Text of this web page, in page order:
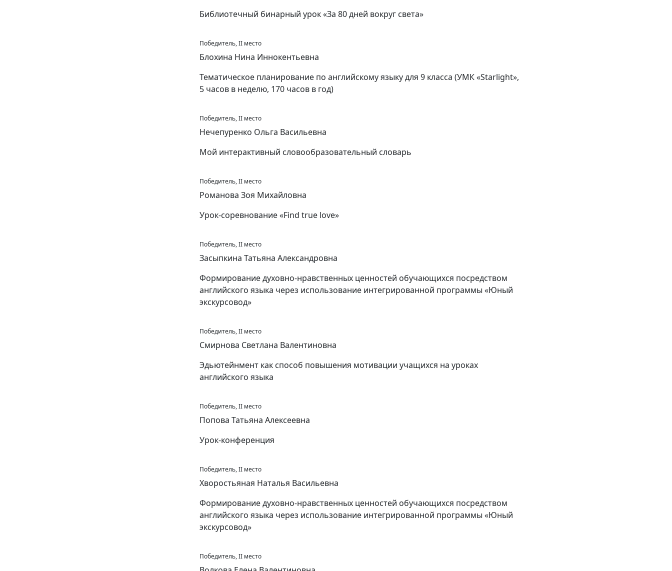
Библиотечный бинарный урок «За 80 дней вокруг света»
Победитель, II место
Блохина Нина Иннокентьевна
Тематическое планирование по английскому языку для 9 класса (УМК «Starlight»,
5 часов в неделю, 170 часов в год)
Победитель, II место
Нечепуренко Ольга Васильевна
Мой интерактивный словообразовательный словарь
Победитель, II место
Романова Зоя Михайловна
Урок-соревнование «Find true love»
Победитель, II место
Засыпкина Татьяна Александровна
Формирование духовно-нравственных ценностей обучающихся посредством
английского языка через использование интегрированной программы «Юный
экскурсовод»
Победитель, II место
Смирнова Светлана Валентиновна
Эдьютейнмент как способ повышения мотивации учащихся на уроках
английского языка
Победитель, II место
Попова Татьяна Алексеевна
Урок-конференция
Победитель, II место
Хворостьяная Наталья Васильевна
Формирование духовно-нравственных ценностей обучающихся посредством
английского языка через использование интегрированной программы «Юный
экскурсовод»
Победитель, II место